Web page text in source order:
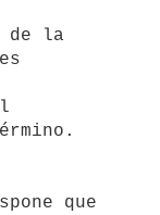
de la
que